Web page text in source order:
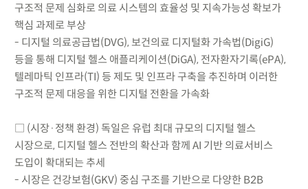
구조적 문제 심화로 의료 시스템의 효율성 및 지속가능성 확보가
핵심 과제로 부상
- 디지털 의료공급법(DVG), 보건의료 디지털화 가속법(DigiG)
등을 통해 디지털 헬스 애플리케이션(DiGA), 전자환자기록(ePA),
텔레마틱 인프라(TI) 등 제도 및 인프라 구축을 추진하며 이러한
구조적 문제 대응을 위한 디지털 전환을 가속화
□ (시장·정책 환경) 독일은 유럽 최대 규모의 디지털 헬스
시장으로, 디지털 헬스 전반의 확산과 함께 AI 기반 의료서비스
도입이 확대되는 추세
- 시장은 건강보험(GKV) 중심 구조를 기반으로 다양한 B2B